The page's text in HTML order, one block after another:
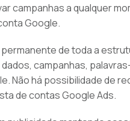
campanhas a qualquer
Google.
de toda a
campanhas,
Não há possibilidade de
de contas Google Ads.